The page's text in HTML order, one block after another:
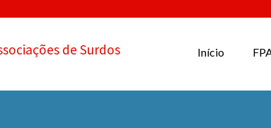
de Surdos Início